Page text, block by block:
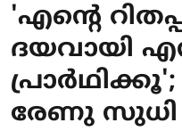
'എന്റെ
ദയവായി
രേണു സുധി